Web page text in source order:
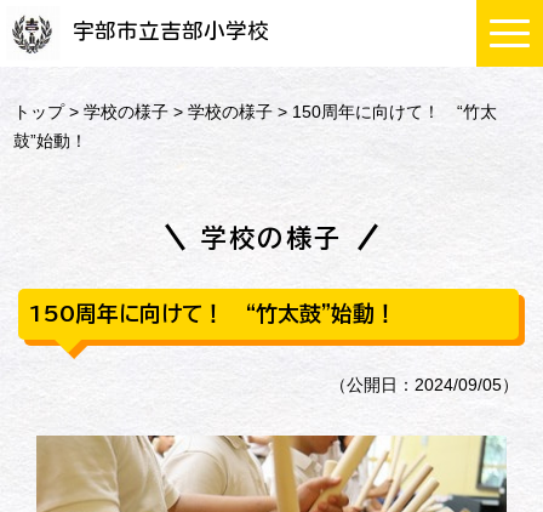
宇部市立吉部小学校
トップ>学校の様子 >学校の様子 > 150周年に向けて！ “竹太
鼓”始動！
学校の様子
150周年に向けて！ “竹太鼓”始動！
（公開日：2024/09/05）